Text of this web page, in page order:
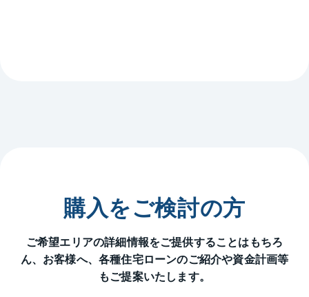
購入をご検討の方
ご希望エリアの詳細情報をご提供することはもちろ
ん、 お客様へ、各種住宅ローンのご紹介や資金計画等
もご提案いたします。